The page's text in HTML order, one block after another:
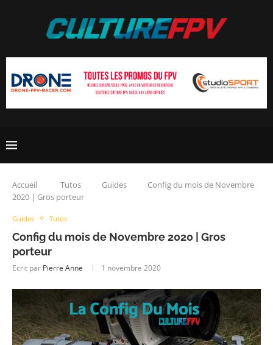
Accueil Tutos Guides
Config du mois de Novembre
2020 | Gros porteur
Guides Tutos
Config du mois de Novembre 2020 | Gros
porteur
Ecrit par Pierre Anne 1 novembre 2020